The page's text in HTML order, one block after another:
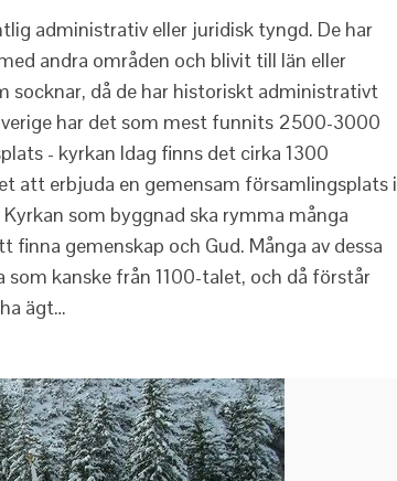
administrativ eller juridisk tyngd. De har
andra områden och blivit till län eller
då de har historiskt administrativt
har det som mest funnits 2500-3000
- kyrkan Idag finns det cirka 1300
att erbjuda en gemensam församlingsplats i
som byggnad ska rymma många
gemenskap och Gud. Många av dessa
kanske från 1100-talet, och då förstår
ägt…